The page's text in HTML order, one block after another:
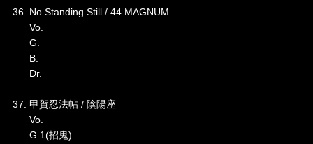
36. No Standing Still / 44 MAGNUM
Vo.
G.
B.
Dr.
37. 甲賀忍法帖 / 陰陽座
Vo.
G.1(招鬼)